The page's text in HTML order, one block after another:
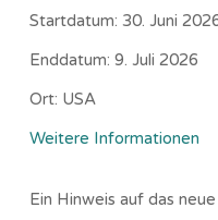
Startdatum: 30. Juni
Enddatum: 9. Juli 2026
Ort: USA
Weitere Informationen
Ein Hinweis auf das